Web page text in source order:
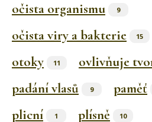
očista organismu 9
očista viry a bakterie 15
otoky 11 ovlivňuje
padání vlasů 9 paměť
plicní 1 plísně 10